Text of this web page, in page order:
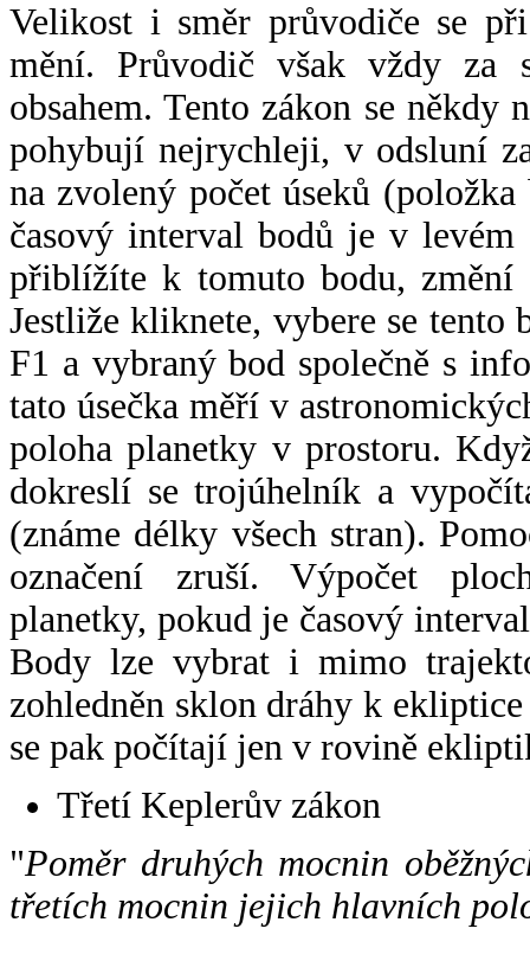
Velikost i směr průvodiče se
mění. Průvodič však vždy za
obsahem. Tento zákon se někdy
pohybují nejrychleji, v odsluní
na zvolený počet úseků
časový interval bodů je v
přiblížíte k tomuto bodu,
Jestliže kliknete, vybere se tento
F1 a vybraný bod společně s
tato úsečka měří v
poloha planetky v prostoru.
dokreslí se trojúhelník a
(známe délky všech stran).
označení zruší. Výpočet
planetky, pokud je časový
Body lze vybrat i mimo
zohledněn sklon dráhy k
se pak počítají jen v rovině
Třetí Keplerův zákon
"Poměr druhých mocnin
třetích mocnin jejich hlavních